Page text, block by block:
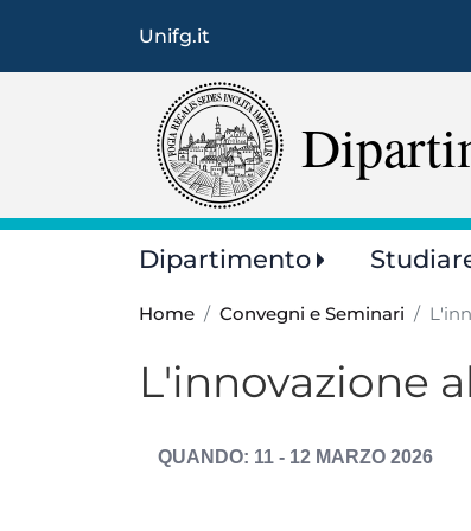
Unifg.it
Main
navigation
Dipartimento
Home Convegni e Seminari
L'innovazione
DATA
11 - 12 MARZO 2026